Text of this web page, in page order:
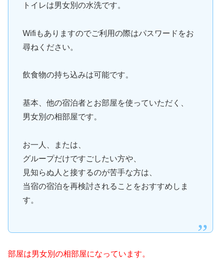
トイレは男女別の水洗です。
Wifiもありますのでご利用の際はパスワードをお
尋ねください。
飲食物の持ち込みは可能です。
基本、他の宿泊者とお部屋を使っていただく、
男女別の相部屋です。
お一人、または、
グループだけですごしたい方や、
見知らぬ人と接するのが苦手な方は、
当宿の宿泊を再検討されることをおすすめしま
す。
部屋は男女別の相部屋になっています。